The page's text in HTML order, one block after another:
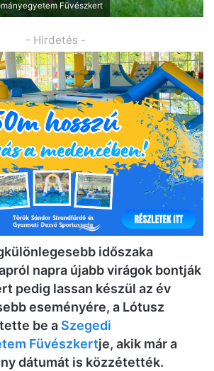
Füvészkert
- Hirdetés -
időszaka
napra újabb virágok bontják
pedig lassan készül az év
eseményére, a Lótusz
be a Szegedi
Füvészkertje, akik már a
dátumát is közzétették.